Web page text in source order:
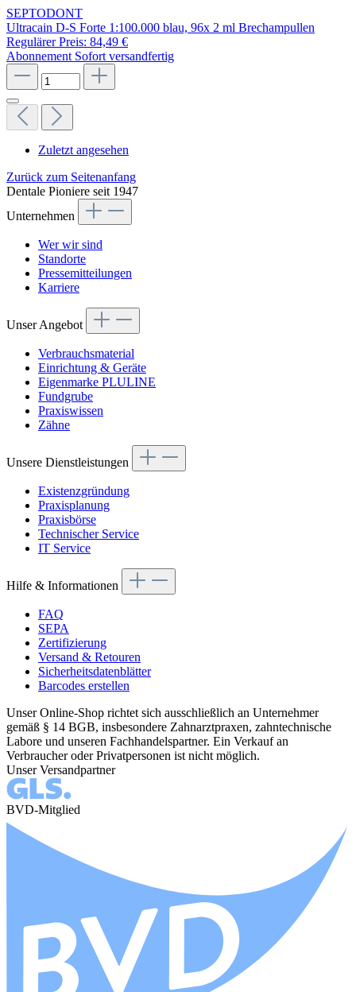
SEPTODONT
Ultracain D-S Forte 1:100.000 blau, 96x 2 ml Brechampullen
Regulärer Preis: 84,49 €
Abonnement Sofort versandfertig
Zuletzt angesehen
Zurück zum Seitenanfang
Dentale Pioniere seit 1947
Unternehmen
Wer wir sind
Standorte
Pressemitteilungen
Karriere
Unser Angebot
Verbrauchsmaterial
Einrichtung & Geräte
Eigenmarke PLULINE
Fundgrube
Praxiswissen
Zähne
Unsere Dienstleistungen
Existenzgründung
Praxisplanung
Praxisbörse
Technischer Service
IT Service
Hilfe & Informationen
FAQ
SEPA
Zertifizierung
Versand & Retouren
Sicherheitsdatenblätter
Barcodes erstellen
Unser Online-Shop richtet sich ausschließlich an Unternehmer
gemäß § 14 BGB, insbesondere Zahnarztpraxen, zahntechnische
Labore und unseren Fachhandelspartner. Ein Verkauf an
Verbraucher oder Privatpersonen ist nicht möglich.
Unser Versandpartner
BVD-Mitglied